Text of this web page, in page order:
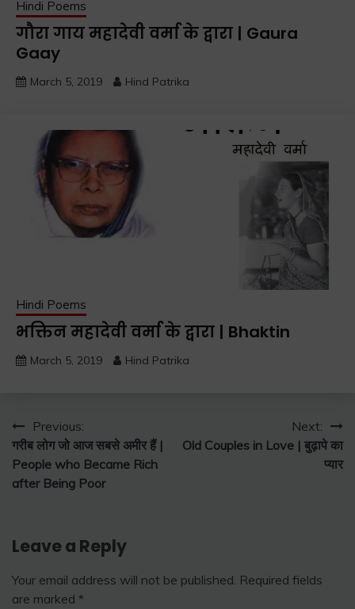
Hindi Poems
गौरा गाय महादेवी वर्मा के द्वारा | Gaura
Gaay
March 5, 2019 Hind Patrika
Hindi Poems
भक्तिन महादेवी वर्मा के द्वारा | Bhaktin
March 5, 2019 Hind Patrika
Post
navigation
Previous:
गरीब लोग जो आज सबसे अमीर हैं |
People who Became Rich
after Being Poor
Next:
Old Couples in Love | बुढ़ापे का
प्यार
Leave a Reply
Your email address will not be published. Required fields
are marked *